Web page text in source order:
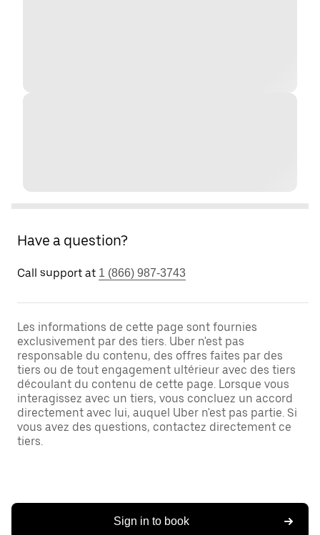
Have a question?
Call support at 1 (866) 987-3743
Les informations de cette page sont fournies
exclusivement par des tiers. Uber n'est pas
responsable du contenu, des offres faites par des
tiers ou de tout engagement ultérieur avec des tiers
découlant du contenu de cette page. Lorsque vous
interagissez avec un tiers, vous concluez un accord
directement avec lui, auquel Uber n'est pas partie. Si
vous avez des questions, contactez directement ce
tiers.
Sign in to book